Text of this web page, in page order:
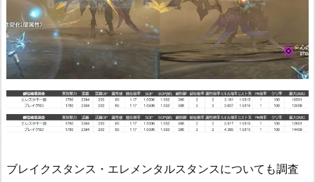
ブレイクスタンス・エレメンタルスタンスについても調査